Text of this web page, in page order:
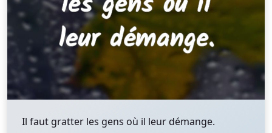
Il faut gratter les gens où il leur démange.